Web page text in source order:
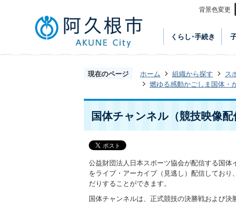
背景色変更
くらし･手続き
現在のページ ホーム 組織から探す ス
燃ゆる感動かごしま国体・
国体チャンネル（競技映像配
公益財団法人日本スポーツ協会が配信する国
をライブ・アーカイブ（見逃し）配信してお
だりすることができます。
国体チャンネルは、正式競技の決勝戦および